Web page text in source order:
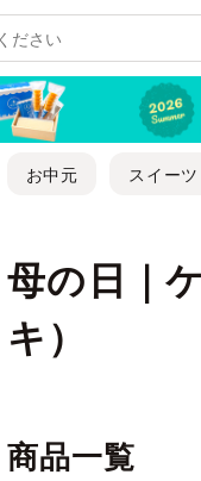
お中元 スイーツ
母の日｜
キ）
商品一覧